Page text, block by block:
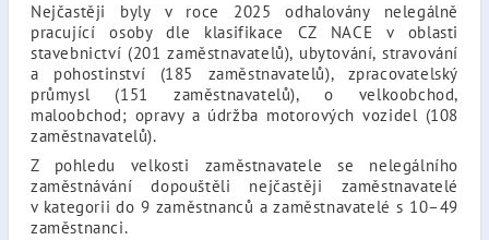
Nejčastěji byly v roce 2025 odhalovány nelegálně
pracující osoby dle klasifikace CZ NACE v oblasti
stavebnictví (201 zaměstnavatelů), ubytování, stravování
a pohostinství (185 zaměstnavatelů), zpracovatelský
průmysl (151 zaměstnavatelů), o velkoobchod,
maloobchod; opravy a údržba motorových vozidel (108
zaměstnavatelů).
Z pohledu velkosti zaměstnavatele se nelegálního
zaměstnávání dopouštěli nejčastěji zaměstnavatelé
v kategorii do 9 zaměstnanců a zaměstnavatelé s 10–49
zaměstnanci.